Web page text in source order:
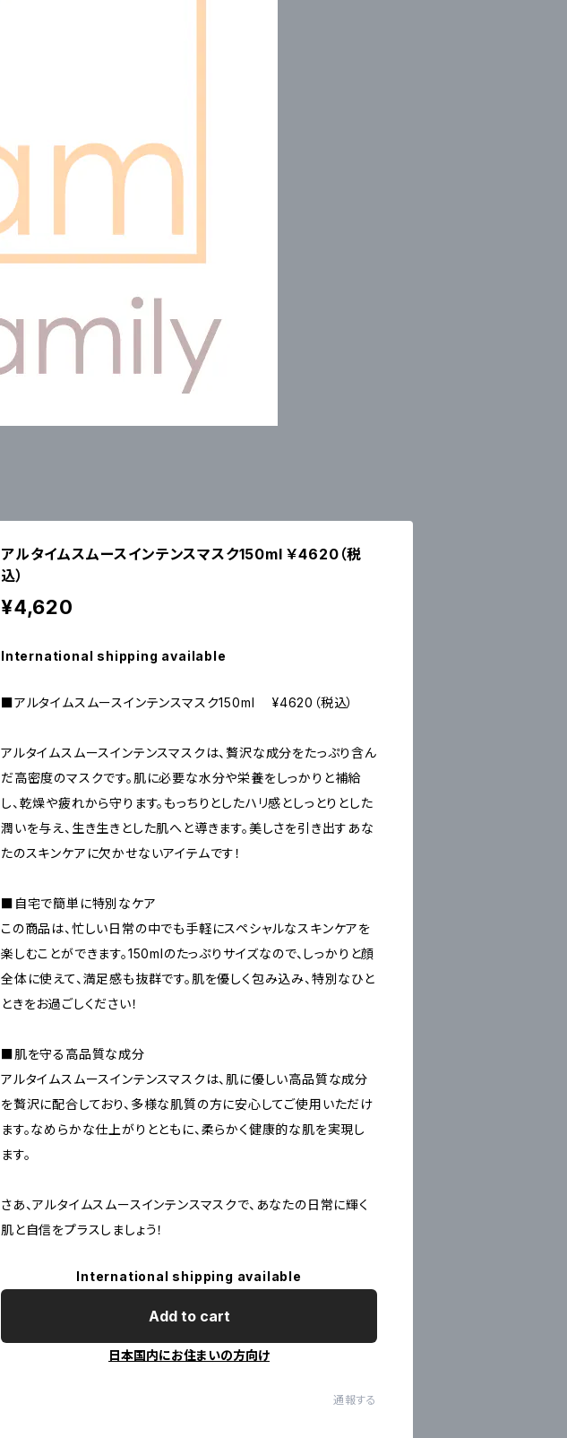
アルタイムスムースインテンスマスク150ml ￥4620（税
込）
¥4,620
International shipping available
■アルタイムスムースインテンスマスク150ml ¥4620（税込）
アルタイムスムースインテンスマスクは、贅沢な成分をたっぷり含ん
だ高密度のマスクです。肌に必要な水分や栄養をしっかりと補給
し、乾燥や疲れから守ります。もっちりとしたハリ感としっとりとした
潤いを与え、生き生きとした肌へと導きます。美しさを引き出すあな
たのスキンケアに欠かせないアイテムです！
■自宅で簡単に特別なケア
この商品は、忙しい日常の中でも手軽にスペシャルなスキンケアを
楽しむことができます。150mlのたっぷりサイズなので、しっかりと顔
全体に使えて、満足感も抜群です。肌を優しく包み込み、特別なひと
ときをお過ごしください！
■肌を守る高品質な成分
アルタイムスムースインテンスマスクは、肌に優しい高品質な成分
を贅沢に配合しており、多様な肌質の方に安心してご使用いただけ
ます。なめらかな仕上がりとともに、柔らかく健康的な肌を実現し
ます。
さあ、アルタイムスムースインテンスマスクで、あなたの日常に輝く
肌と自信をプラスしましょう！
International shipping available
Add to cart
日本国内にお住まいの方向け
通報する